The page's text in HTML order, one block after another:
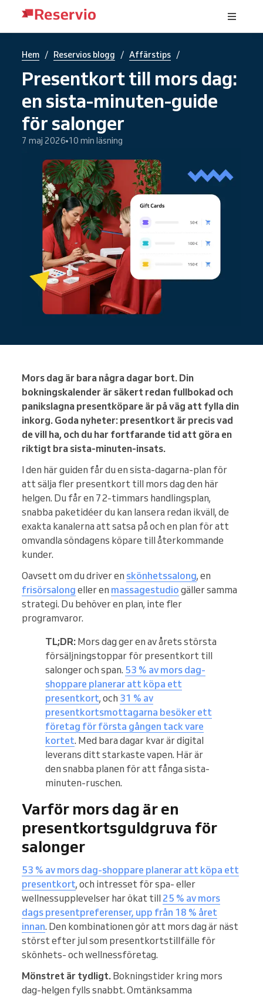
Hem / Reservios blogg / Affärstips /
Presentkort till mors dag:
en sista-minuten-guide
för salonger
7 maj 2026 10 min läsning
Mors dag är bara några dagar bort. Din
bokningskalender är säkert redan fullbokad och
panikslagna presentköpare är på väg att fylla din
inkorg. Goda nyheter: presentkort är precis vad
de vill ha, och du har fortfarande tid att göra en
riktigt bra sista-minuten-insats.
I den här guiden får du en sista-dagarna-plan för
att sälja fler presentkort till mors dag den här
helgen. Du får en 72-timmars handlingsplan,
snabba paketidéer du kan lansera redan ikväll, de
exakta kanalerna att satsa på och en plan för att
omvandla söndagens köpare till återkommande
kunder.
Oavsett om du driver en skönhetssalong, en
frisörsalong eller en massagestudio gäller samma
strategi. Du behöver en plan, inte fler
programvaror.
TL;DR: Mors dag ger en av årets största
försäljningstoppar för presentkort till
salonger och span. 53 % av mors dag-
shoppare planerar att köpa ett
presentkort, och 31 % av
presentkortsmottagarna besöker ett
företag för första gången tack vare
kortet. Med bara dagar kvar är digital
leverans ditt starkaste vapen. Här är
den snabba planen för att fånga sista-
minuten-ruschen.
Varför mors dag är en
presentkortsguldgruva för
salonger
53 % av mors dag-shoppare planerar att köpa ett
presentkort, och intresset för spa- eller
wellnessupplevelser har ökat till 25 % av mors
dags presentpreferenser, upp från 18 % året
innan. Den kombinationen gör att mors dag är näst
störst efter jul som presentkortstillfälle för
skönhets- och wellnessföretag.
Mönstret är tydligt. Bokningstider kring mors
dag-helgen fylls snabbt. Omtänksamma